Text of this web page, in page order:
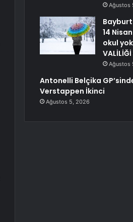
Ağustos
14
okul yok
Ağustos
Antonelli Belçika
Verstappen İkinci
Ağustos 5, 2026